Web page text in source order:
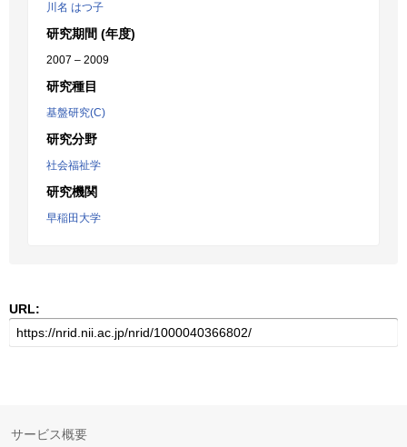
川名 はつ子
研究期間 (年度)
2007 – 2009
研究種目
基盤研究(C)
研究分野
社会福祉学
研究機関
早稲田大学
URL:
サービス概要